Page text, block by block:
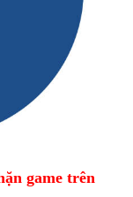
game trên